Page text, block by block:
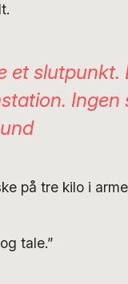
et slutpunkt.
Ingen
på tre kilo i
tale.”